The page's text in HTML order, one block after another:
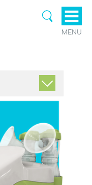
MENU
& Breast